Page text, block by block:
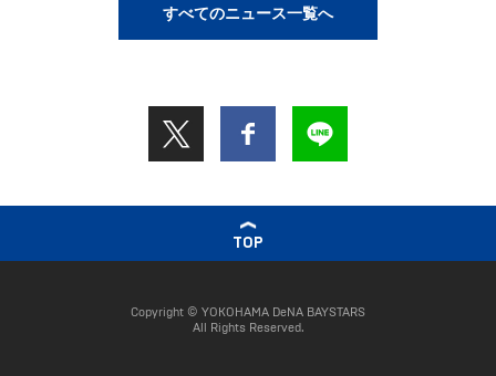
すべてのニュース一覧へ
TOP
Copyright © YOKOHAMA DeNA BAYSTARS
All Rights Reserved.